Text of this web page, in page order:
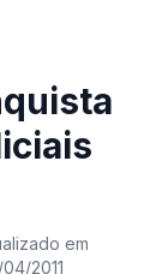
em
2011